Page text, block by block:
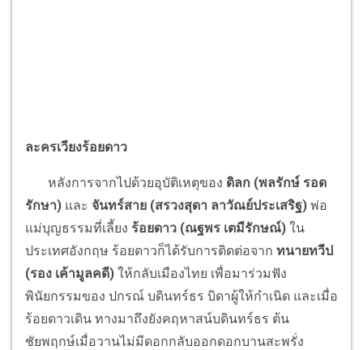
ละครเวียงร้อยดาว
หลังการจากไปด้วยอุบัติเหตุของ ดิลก (พลรักษ์ รอด
รักษา) และ จันทร์สาย (สรวงสุดา ลาวัณย์ประเสริฐ) พ่อ
แม่บุญธรรมที่เลี้ยง ร้อยดาว (ณฐพร เตมีรักษณ์) ใน
ประเทศอังกฤษ ร้อยดาวก็ได้รับการติดต่อจาก ทนายทวีป
(รอง เค้ามูลคดี) ให้กลับเมืองไทย เพื่อมาร่วมฟัง
พินัยกรรมของ ปกรณ์ บดินทร์ธร บิดาผู้ให้กำเนิด และเมื่อ
ร้อยดาวเดิน ทางมาถึงยังคฤหาสน์บดินทร์ธร ต้น
ชัยพฤกษ์เมื่อวานไม่มีดอกกลับออกดอกบานสะพรั่ง